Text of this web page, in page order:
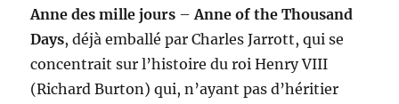
Anne des mille jours –Anne of the Thousand
Days, déjà emballé par Charles Jarrott, qui se
concentrait sur l’histoire du roi Henry VIII
(Richard Burton) qui, n’ayant pas d’héritier